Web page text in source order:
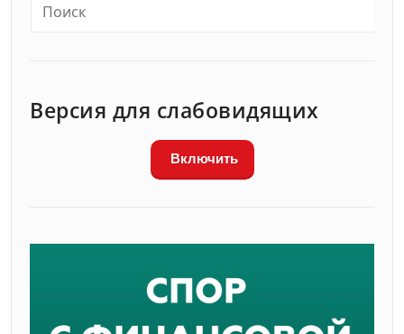
Версия для слабовидящих
Включить